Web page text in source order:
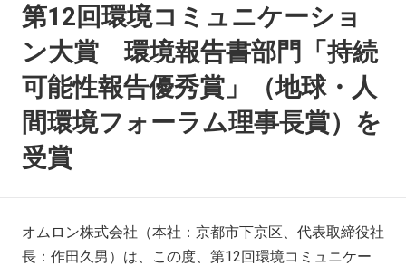
第12回環境コミュニケーショ
ン大賞 環境報告書部門「持続
可能性報告優秀賞」（地球・人
間環境フォーラム理事長賞）を
受賞
オムロン株式会社（本社：京都市下京区、代表取締役社
長：作田久男）は、この度、第12回環境コミュニケー